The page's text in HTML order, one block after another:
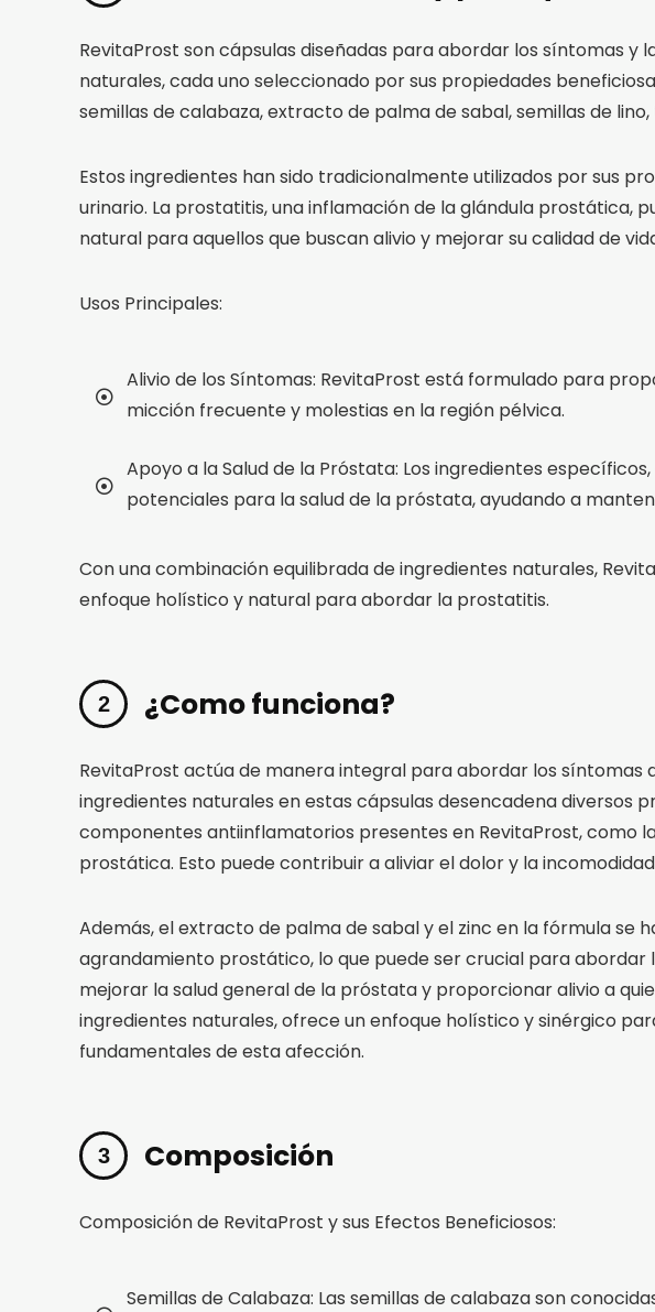
RevitaProst son cápsulas diseñadas para abordar los síntomas
naturales, cada uno seleccionado por sus propiedades
semillas de calabaza, extracto de palma de sabal, semillas de lino,
Estos ingredientes han sido tradicionalmente utilizados por sus
urinario. La prostatitis, una inflamación de la glándula prostática,
natural para aquellos que buscan alivio y mejorar su calidad de
Usos Principales:
Alivio de los Síntomas: RevitaProst está formulado para
micción frecuente y molestias en la región pélvica.
Apoyo a la Salud de la Próstata: Los ingredientes
potenciales para la salud de la próstata, ayudando a
Con una combinación equilibrada de ingredientes naturales,
enfoque holístico y natural para abordar la prostatitis.
¿Como funciona?
RevitaProst actúa de manera integral para abordar los
ingredientes naturales en estas cápsulas desencadena diversos
componentes antiinflamatorios presentes en RevitaProst, como
prostática. Esto puede contribuir a aliviar el dolor y la
Además, el extracto de palma de sabal y el zinc en la fórmula se
agrandamiento prostático, lo que puede ser crucial para
mejorar la salud general de la próstata y proporcionar alivio a
ingredientes naturales, ofrece un enfoque holístico y sinérgico
fundamentales de esta afección.
Composición
Composición de RevitaProst y sus Efectos Beneficiosos:
Semillas de Calabaza: Las semillas de calabaza son